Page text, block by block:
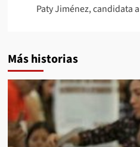
Paty Jiménez, candidata
Más historias